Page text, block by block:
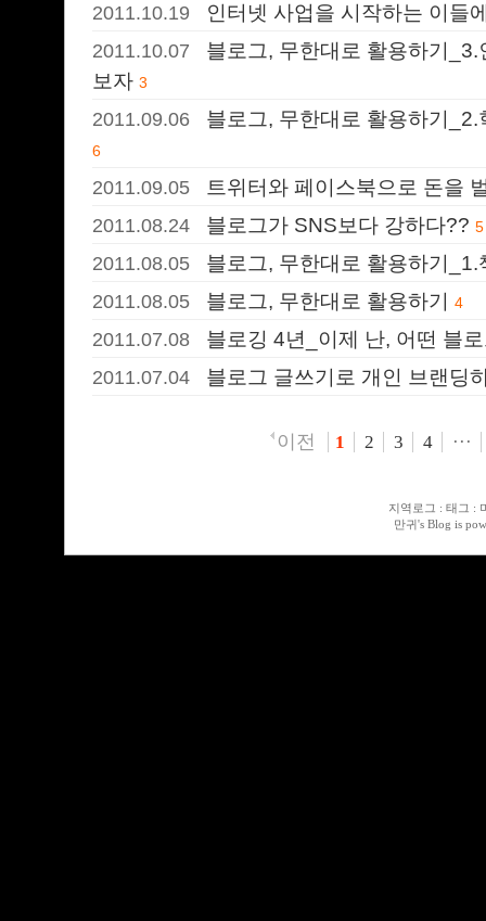
2011.10.19 인터넷 사업을 시작하는 이들
2011.10.07
블로그, 무한대로 활용하기
보자 3
2011.09.06 블로그, 무한대로 활용하기
6
2011.09.05 트위터와 페이스북으로 돈을
2011.08.24 블로그가 SNS보다 강하다?? 5
2011.08.05 블로그, 무한대로 활용하기
2011.08.05 블로그, 무한대로 활용하기 4
2011.07.08 블로깅 4년_이제 난, 어떤 블
2011.07.04 블로그 글쓰기로 개인 브랜딩
이전 1 2 3 4 ···
지역로그 : 태그 :
만귀's Blog is